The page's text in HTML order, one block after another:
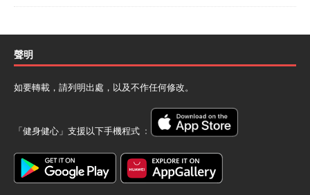
聲明
如要轉載，請列明出處，以及不作任何修改。
「健身健心」支援以下手機程式 ﹕